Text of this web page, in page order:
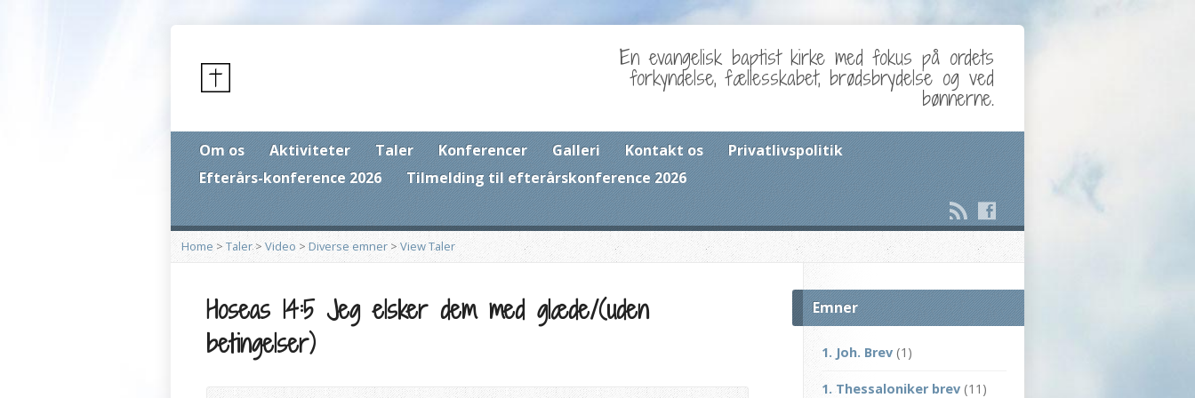
En evangelisk baptist kirke med fokus på ordets
forkyndelse, fællesskabet, brødsbrydelse og ved
bønnerne.
Om os Aktiviteter Taler Konferencer Galleri Kontakt os
Privatlivspolitik
Efterårs-konference 2026
Tilmelding til efterårskonference 2026
Home > Taler>Video >Diverse emner >View Taler
Hoseas 14:5 Jeg elsker dem med glæde/(uden
betingelser)
Emner
1. Joh. Brev (1)
1. Thessaloniker brev (11)